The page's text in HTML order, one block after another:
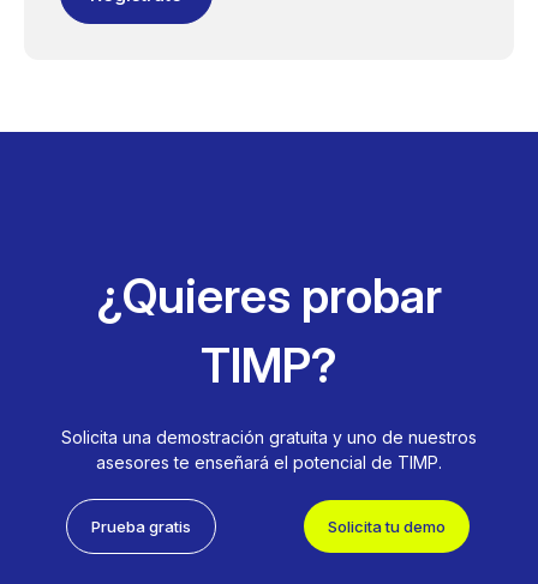
¿Quieres probar
TIMP?
Solicita una demostración gratuita y uno de nuestros
asesores te enseñará el potencial de TIMP.
Prueba gratis Solicita tu demo